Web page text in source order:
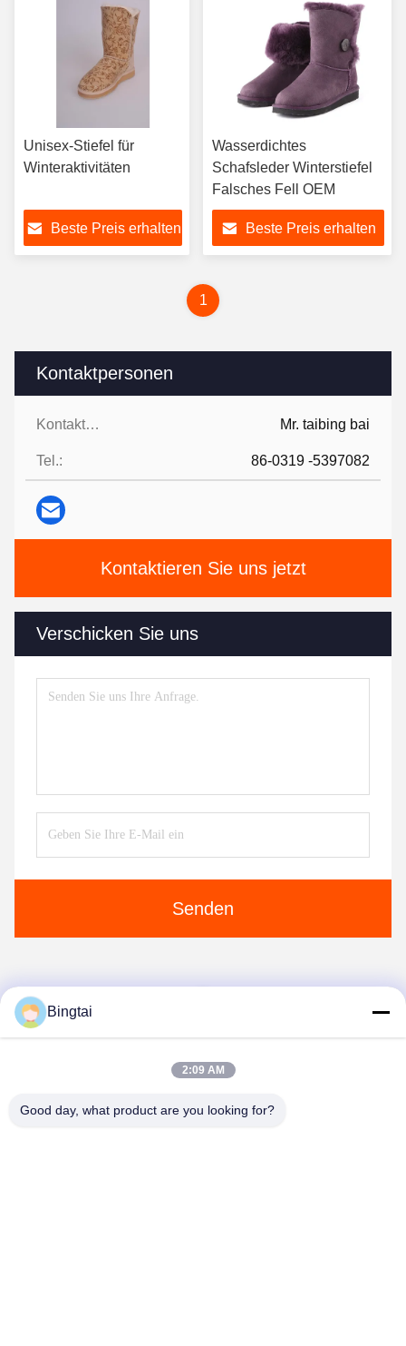
Kontaktpersonen
Kontaktpersonen: Mr. taibing bai
Tel.: 86-0319 -5397082
Kontaktieren Sie uns jetzt
Verschicken Sie uns
Senden
Unisex-Stiefel für
Winteraktivitäten
Beste Preis erhalten
Wasserdichtes
Schafsleder Winterstiefel
Falsches Fell OEM
Beste Preis erhalten
1
Bingtai
2:09 AM
Good day, what product are you looking for?